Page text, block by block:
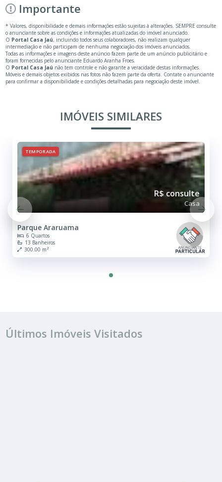
Importante
* Valores, disponibilidade e demais informações estão sujeitas à alterações. SEMPRE consulte
o anunciante sobre as condições e informações atualizadas do imóvel anunciado.
O Portal Casa Jaú, incluindo todos seus colaboradores, não realizam qualquer
intermediação e não participam de nenhuma negociação dos imóveis anunciados.
Todas as informações e imagens deste anúncio fazem parte de um anúncio publicitário e
foram fornecidas pelo anunciante Eduardo Aranha Froes.
O Portal Casa Jaú não tem controle e não garante a veracidade destas informações.
Móveis e demais objetos exibidos nas fotos não fazem parte da oferta. Contate o anunciante
para confirmar a disponibilidade e condições detalhadas para negociação deste imóvel.
IMÓVEIS SIMILARES
TEMPORADA
R$ consulte
Casa
Parque Araruama
6 Quartos
13 Banheiros
300.00 m²
Últimos Imóveis Visitados